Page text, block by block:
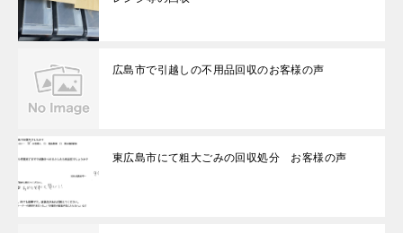
広島市で引越しの不用品回収のお客様の声
東広島市にて粗大ごみの回収処分 お客様の声